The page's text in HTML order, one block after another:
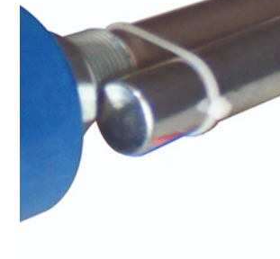
Halatlı Sensör